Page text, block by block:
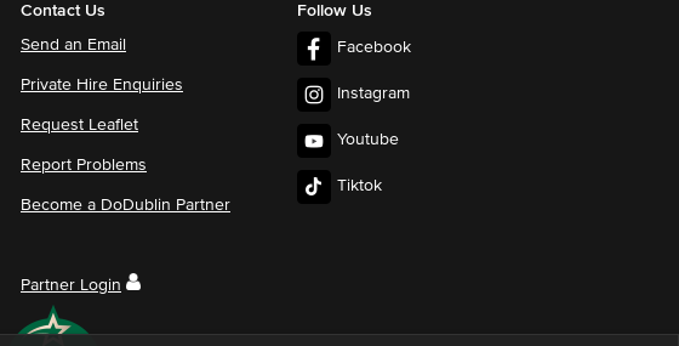
Contact Us
Send an Email
Private Hire Enquiries
Request Leaflet
Report Problems
Become a DoDublin Partner
Partner Login
Follow Us
Facebook
Instagram
Youtube
Tiktok